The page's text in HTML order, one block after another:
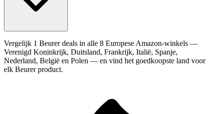
Vergelijk 1 Beurer deals in alle 8 Europese Amazon-winkels —
Verenigd Koninkrijk, Duitsland, Frankrijk, Italië, Spanje,
Nederland, België en Polen — en vind het goedkoopste land voor
elk Beurer product.